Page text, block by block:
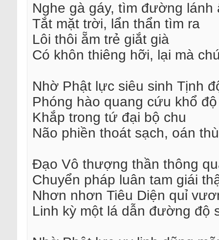
Nghe gà gáy, tìm đường lánh
Tắt mặt trời, lẩn thẩn tìm ra
Lôi thôi ẵm trẻ giắt già
Có khôn thiêng hỡi, lại mà
Nhờ Phật lực siêu sinh Tịnh
Phóng hào quang cứu khổ
Khắp trong tứ đại bộ chu
Não phiền thoát sạch, oán
Đạo Vô thượng thần thông
Chuyển pháp luân tam giái
Nhơn nhơn Tiêu Diện quỉ
Linh kỳ một lá dẫn đường độ